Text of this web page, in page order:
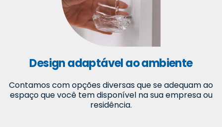
Design adaptável ao ambiente
Contamos com opções diversas que se adequam ao
espaço que você tem disponível na sua empresa ou
residência.